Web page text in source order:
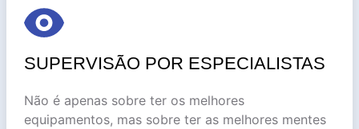
SUPERVISÃO POR ESPECIALISTAS
Não é apenas sobre ter os melhores
equipamentos, mas sobre ter as melhores mentes